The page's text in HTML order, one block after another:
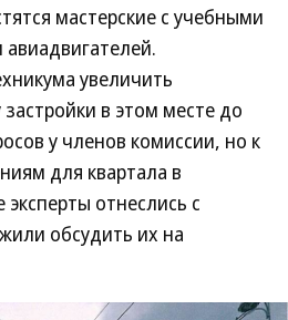
мастерские с учебными
увеличить
в этом месте до
у членов комиссии, но к
для квартала в
отнеслись с
обсудить их на